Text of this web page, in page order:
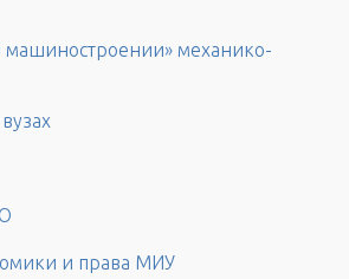
машиностроении» механико-
и права МИУ